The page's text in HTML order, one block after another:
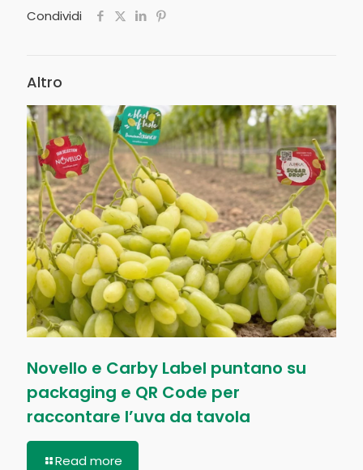
Condividi
Altro
Novello e Carby Label puntano su
packaging e QR Code per
raccontare l’uva da tavola
Read more